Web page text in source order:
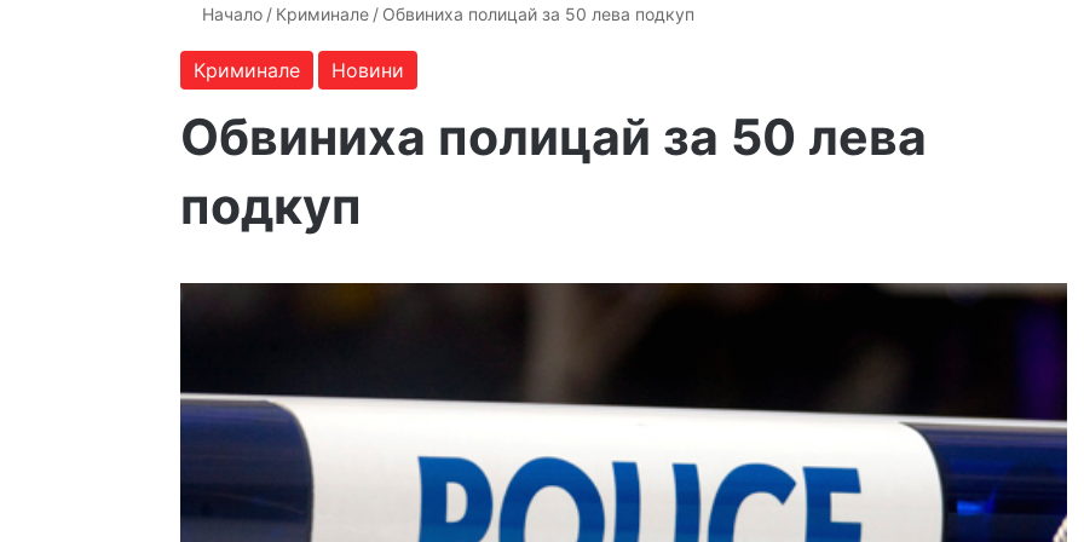
Начало / Криминале / Обвиниха полицай за 50 лева подкуп
Криминале Новини
Обвиниха полицай за 50 лева
подкуп